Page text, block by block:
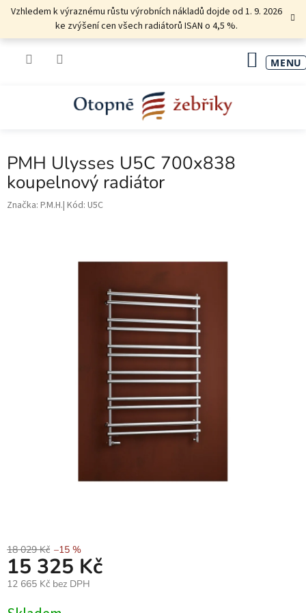
PřejítVzhledem k výraznému růstu výrobních nákladů dojde od 1. 9. 2026
ke zvýšení cen všech radiátorů ISAN o 4,5 %.
PMH Ulysses U5C 700x838
koupelnový radiátor
Značka: P.M.H. Kód: U5C
18 029 Kč –15 %
15 325 Kč
12 665 Kč bez DPH